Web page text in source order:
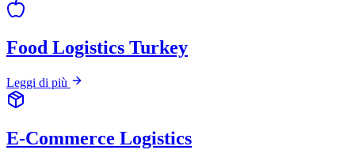
Food Logistics Turkey
Leggi di più
E-Commerce Logistics